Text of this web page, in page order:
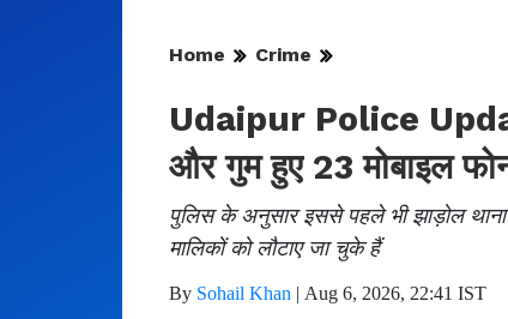
Home Crime
Udaipur Police
और गुम हुए 23 मोबाइल
पुलिस के अनुसार इससे पहले भी झाड़ोल
मालिकों को लौटाए जा चुके हैं
By Sohail Khan | Aug 6, 2026, 22:41 IST